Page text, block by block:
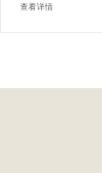
查看详情